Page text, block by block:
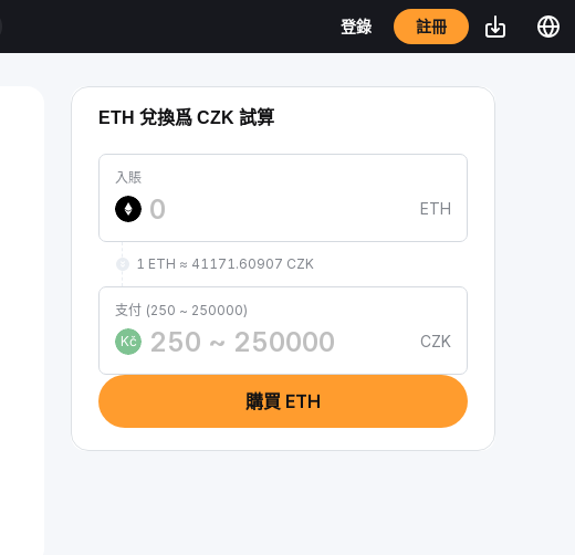
登錄 註冊
ETH 兌換爲 CZK 試算
入賬
ETH
1 ETH ≈ 41171.60907 CZK
支付 (250 ~ 250000)
Kč
CZK
購買 ETH